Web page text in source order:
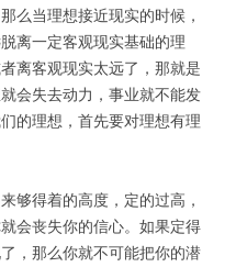
么当理想接近现实的时候，
离一定客观现实基础的理
离客观现实太远了，那就是
会失去动力，事业就不能发
的理想，首先要对理想有理
够得着的高度，定的过高，
会丧失你的信心。如果定得
，那么你就不可能把你的潜